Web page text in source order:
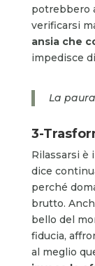
potrebbero
verificarsi
ansia che
impedisce
La
3-
Rilassarsi è
dice
perché
brutto.
bello del
fiducia,
al meglio